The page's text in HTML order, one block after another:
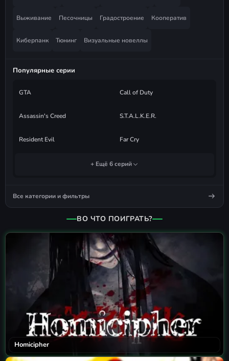
Выживание Песочницы Градостроение Кооператив
Киберпанк Тюнинг Визуальные новеллы
Популярные серии
GTA Call of Duty
Assassin's Creed S.T.A.L.K.E.R.
Resident Evil Far Cry
+ Ещё 6 серий
Все категории и фильтры
ВО ЧТО ПОИГРАТЬ?
Homicipher